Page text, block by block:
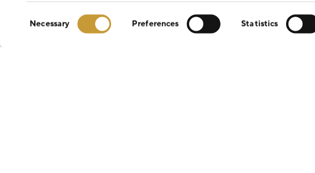
Necessary Preferences Statistics